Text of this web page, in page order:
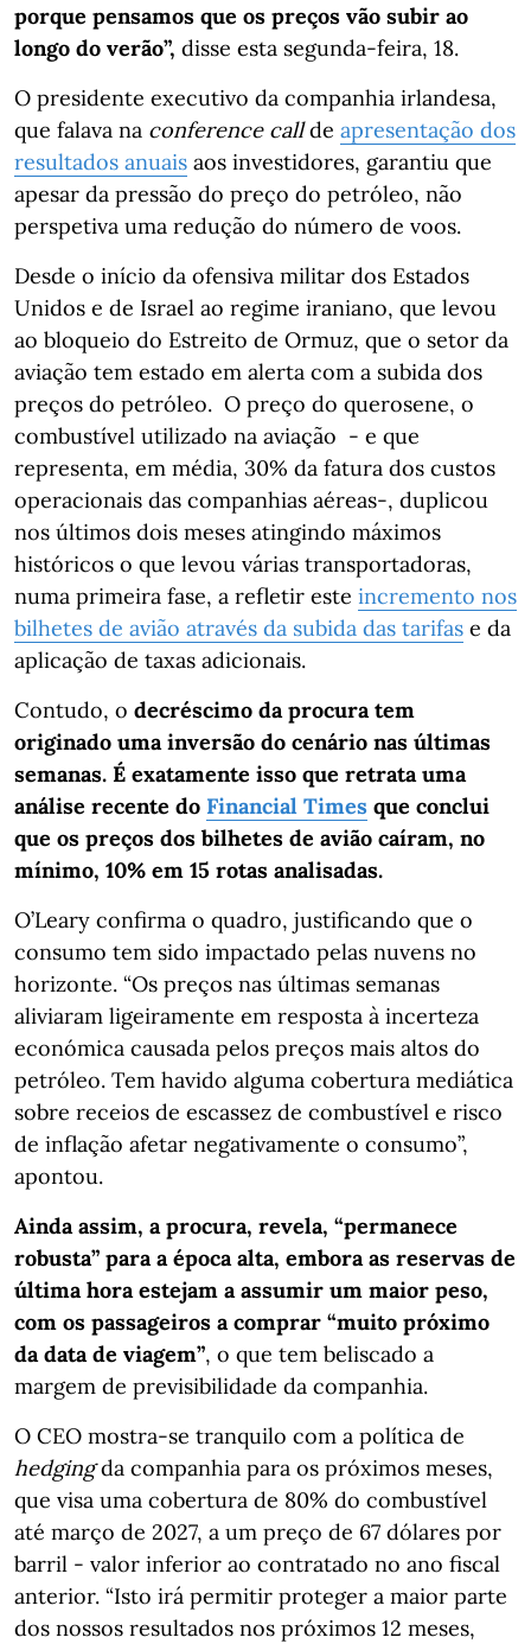
porque pensamos que os preços vão subir ao
longo do verão”, disse esta segunda-feira, 18.
O presidente executivo da companhia irlandesa,
que falava na conference callde apresentação dos
resultados anuais aos investidores, garantiu que
apesar da pressão do preço do petróleo, não
perspetiva uma redução do número de voos.
Desde o início da ofensiva militar dos Estados
Unidos e de Israel ao regime iraniano, que levou
ao bloqueio do Estreito de Ormuz, que o setor da
aviação tem estado em alerta com a subida dos
preços do petróleo. O preço do querosene, o
combustível utilizado na aviação - e que
representa, em média, 30% da fatura dos custos
operacionais das companhias aéreas-, duplicou
nos últimos dois meses atingindo máximos
históricos o que levou várias transportadoras,
numa primeira fase, a refletir este incremento nos
bilhetes de avião através da subida das tarifas e da
aplicação de taxas adicionais.
Contudo, o decréscimo da procura tem
originado uma inversão do cenário nas últimas
semanas. É exatamente isso que retrata uma
análise recente do Financial Times que conclui
que os preços dos bilhetes de avião caíram, no
mínimo, 10% em 15 rotas analisadas.
O’Leary confirma o quadro, justificando que o
consumo tem sido impactado pelas nuvens no
horizonte. “Os preços nas últimas semanas
aliviaram ligeiramente em resposta à incerteza
económica causada pelos preços mais altos do
petróleo. Tem havido alguma cobertura mediática
sobre receios de escassez de combustível e risco
de inflação afetar negativamente o consumo”,
apontou.
Ainda assim, a procura, revela, “permanece
robusta” para a época alta, embora as reservas de
última hora estejam a assumir um maior peso,
com os passageiros a comprar “muito próximo
da data de viagem”, o que tem beliscado a
margem de previsibilidade da companhia.
O CEO mostra-se tranquilo com a política de
hedgingda companhia para os próximos meses,
que visa uma cobertura de 80% do combustível
até março de 2027, a um preço de 67 dólares por
barril - valor inferior ao contratado no ano fiscal
anterior. “Isto irá permitir proteger a maior parte
dos nossos resultados nos próximos 12 meses,